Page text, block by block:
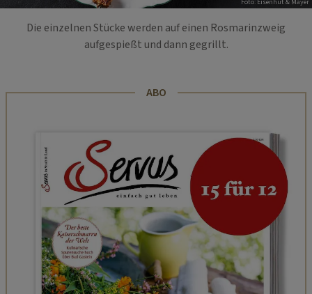
Foto: Eisenhut & Mayer
Die einzelnen Stücke werden auf einen Rosmarinzweig
aufgespießt und dann gegrillt.
ABO